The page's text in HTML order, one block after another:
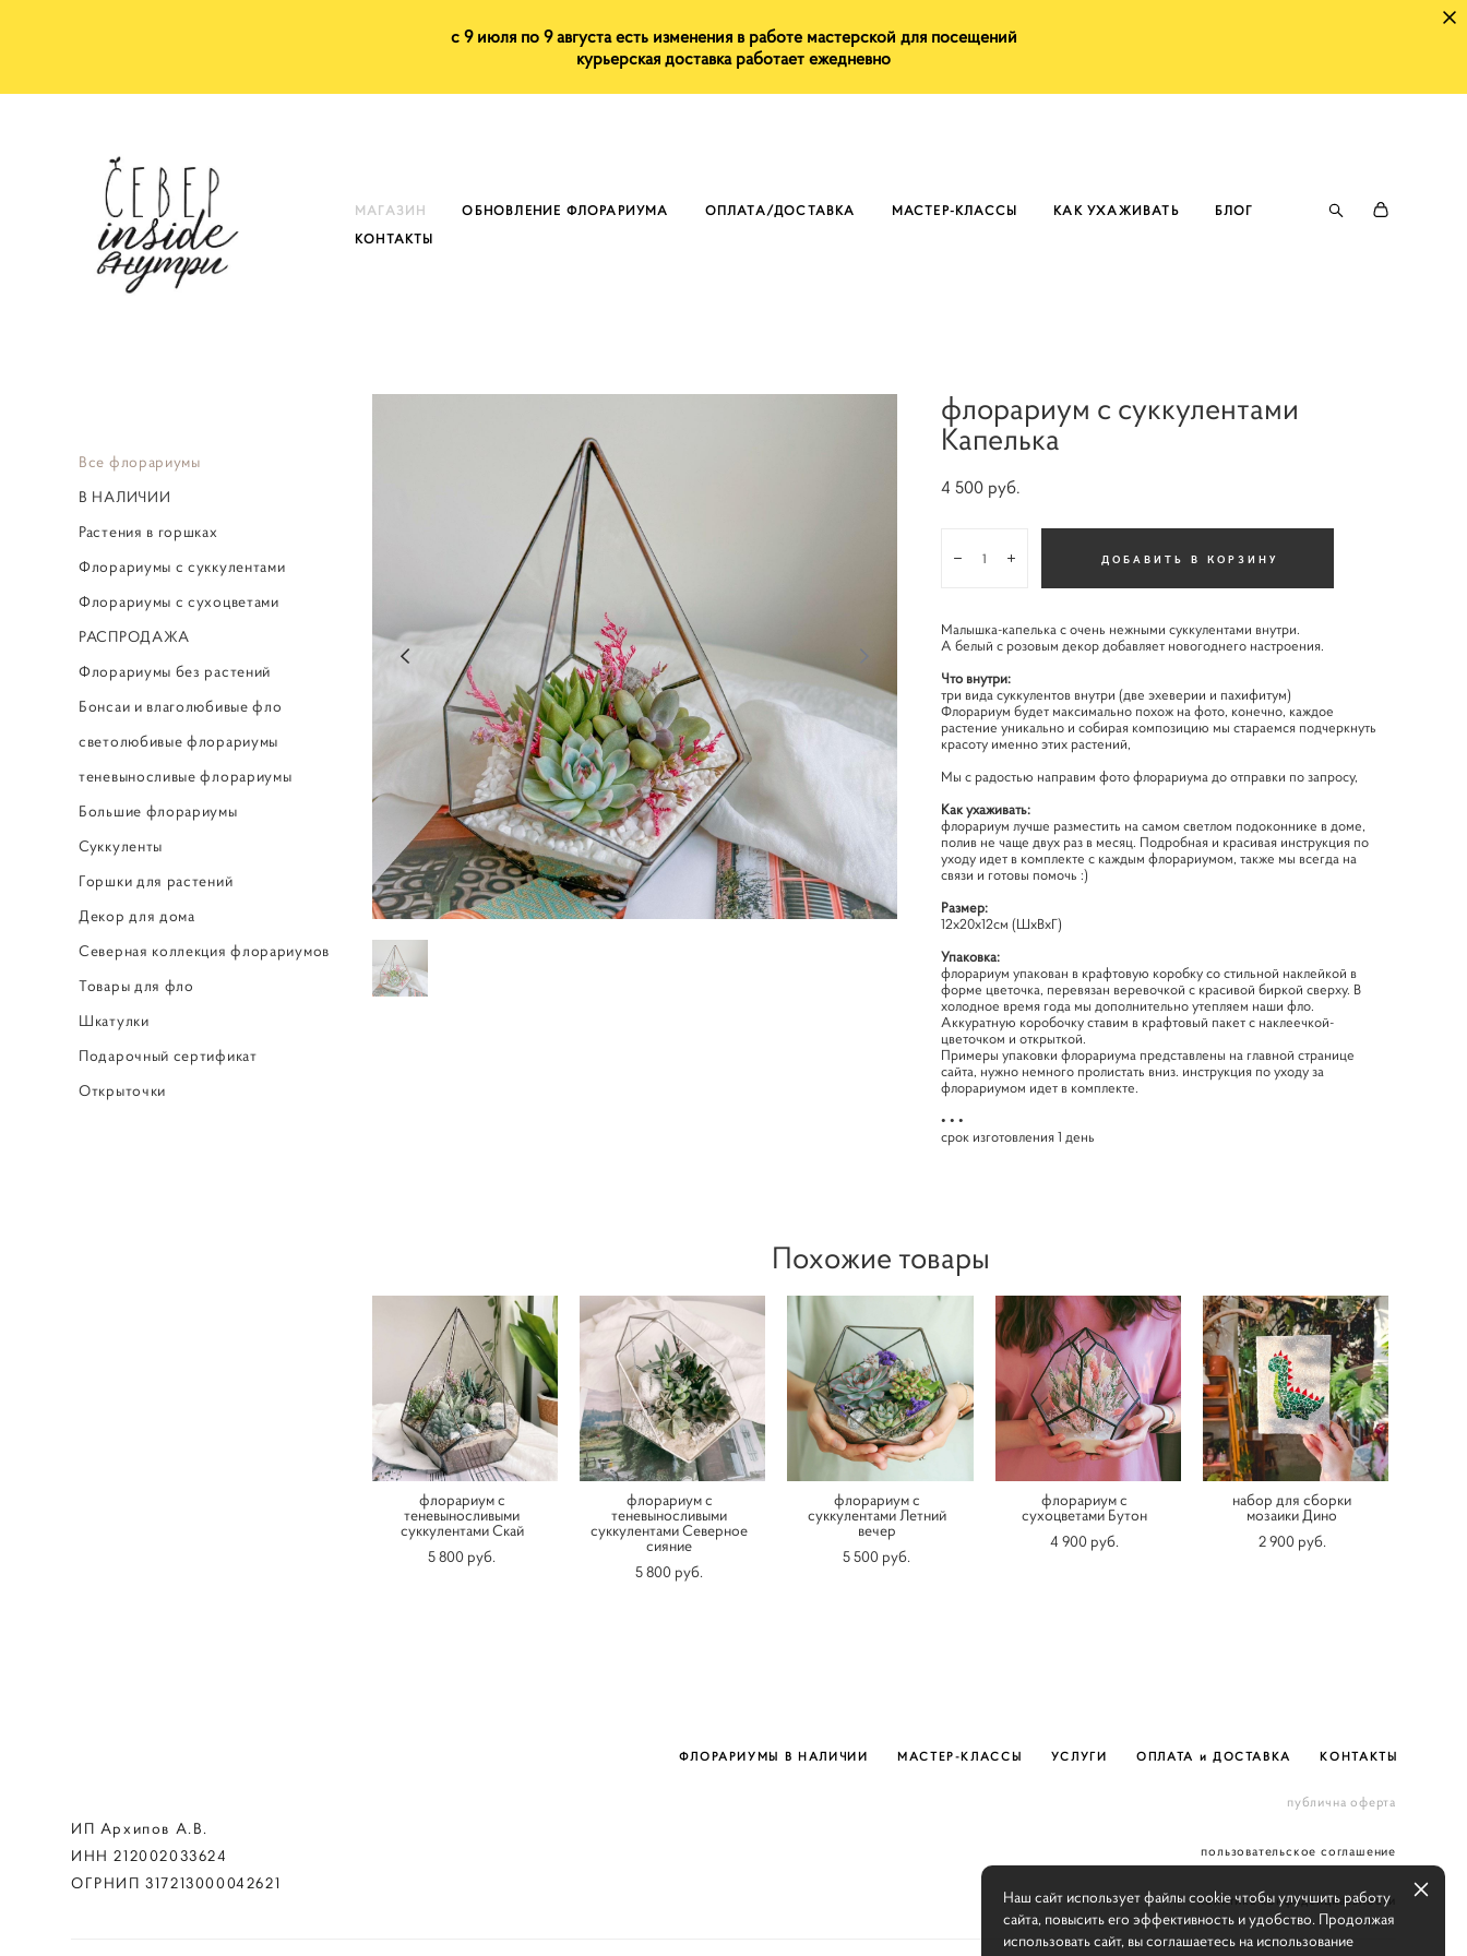
с 9 июля по 9 августа есть изменения в работе мастерской для посещений
курьерская доставка работает ежедневно
МАГАЗИН ОБНОВЛЕНИЕ ФЛОРАРИУМА ОПЛАТА/ДОСТАВКА МАСТЕР-КЛАССЫ КАК УХАЖИВАТЬ
БЛОГ
КОНТАКТЫ
Все флорариумы
В НАЛИЧИИ
Растения в горшках
Флорариумы с суккулентами
Флорариумы с сухоцветами
РАСПРОДАЖА
Флорариумы без растений
Бонсаи и влаголюбивые фло
светолюбивые флорариумы
теневыносливые флорариумы
Большие флорариумы
Суккуленты
Горшки для растений
Декор для дома
Северная коллекция флорариумов
Товары для фло
Шкатулки
Подарочный сертификат
Открыточки
флорариум с суккулентами
Капелька
4 500 pуб.
ДОБАВИТЬ В КОРЗИНУ
Малышка-капелька с очень нежными суккулентами внутри.
А белый с розовым декор добавляет новогоднего настроения.
Что внутри:
три вида суккулентов внутри (две эхеверии и пахифитум)
Флорариум будет максимально похож на фото, конечно, каждое
растение уникально и собирая композицию мы стараемся подчеркнуть
красоту именно этих растений,
Мы с радостью направим фото флорариума до отправки по запросу,
Как ухаживать:
флорариум лучше разместить на самом светлом подоконнике в доме,
полив не чаще двух раз в месяц. Подробная и красивая инструкция по
уходу идет в комплекте с каждым флорариумом, также мы всегда на
связи и готовы помочь :)
Размер:
12х20х12см (ШхВхГ)
Упаковка:
флорариум упакован в крафтовую коробку со стильной наклейкой в
форме цветочка, перевязан веревочкой с красивой биркой сверху. В
холодное время года мы дополнительно утепляем наши фло.
Аккуратную коробочку ставим в крафтовый пакет с наклеечкой-
цветочком и открыткой.
Примеры упаковки флорариума представлены на главной странице
сайта, нужно немного пролистать вниз. инструкция по уходу за
флорариумом идет в комплекте.
• • •
срок изготовления 1 день
Похожие товары
флорариум с
теневыносливыми
суккулентами Скай
5 800 pуб.
флорариум с
теневыносливыми
суккулентами Северное
сияние
5 800 pуб.
флорариум c
суккулентами Летний
вечер
5 500 pуб.
флорариум с
сухоцветами Бутон
4 900 pуб.
набор для сборки
мозаики Дино
2 900 pуб.
ФЛОРАРИУМЫ В НАЛИЧИИ МАСТЕР-КЛАССЫ УСЛУГИ ОПЛАТА и ДОСТАВКА КОНТАКТЫ
ИП Архипов А.В.
ИНН 212002033624
ОГРНИП 317213000042621
публична оферта
пользовательское соглашение
политика конфиденциальности
Наш сайт использует файлы cookie чтобы улучшить работу
сайта, повысить его эффективность и удобство. Продолжая
использовать сайт, вы соглашаетесь на использование